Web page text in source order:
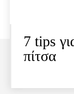
7 tips
πίτσα